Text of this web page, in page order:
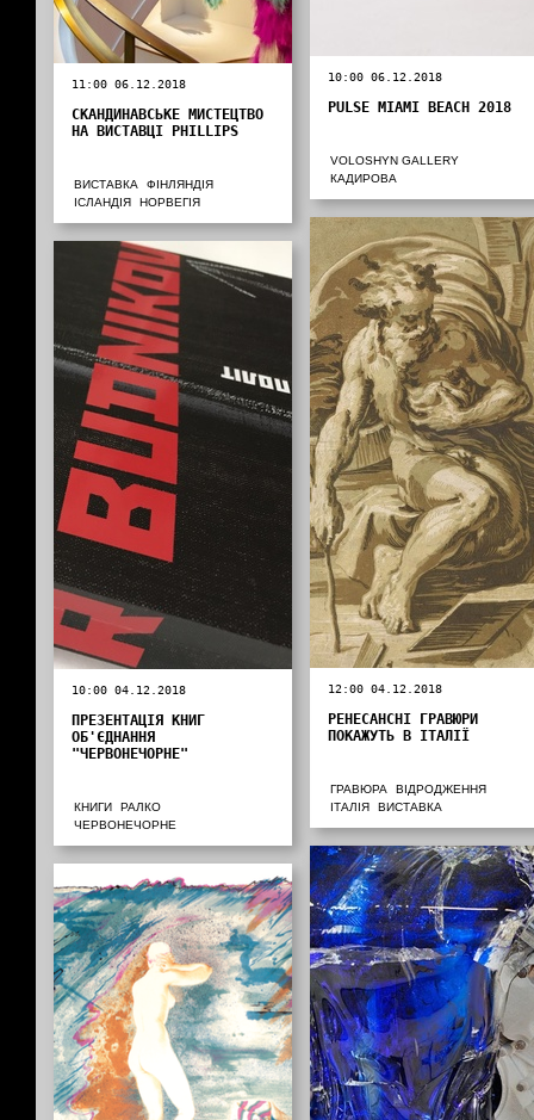
11:00 06.12.2018
СКАНДИНАВСЬКЕ МИСТЕЦТВО
НА ВИСТАВЦІ PHILLIPS
ВИСТАВКА
ФІНЛЯНДІЯ
ІСЛАНДІЯ
НОРВЕГІЯ
10:00 06.12.2018
PULSE MIAMI BEACH 2018
VOLOSHYN GALLERY
КАДИРОВА
12:00 04.12.2018
РЕНЕСАНСНІ ГРАВЮРИ
ПОКАЖУТЬ В ІТАЛІЇ
ГРАВЮРА
ВІДРОДЖЕННЯ
ІТАЛІЯ
ВИСТАВКА
10:00 04.12.2018
ПРЕЗЕНТАЦІЯ КНИГ
ОБ'ЄДНАННЯ
"ЧЕРВОНЕЧОРНЕ"
КНИГИ
РАЛКО
ЧЕРВОНЕЧОРНЕ